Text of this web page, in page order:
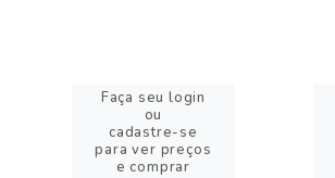
Faça seu login
ou
cadastre-se
para ver preços
e comprar